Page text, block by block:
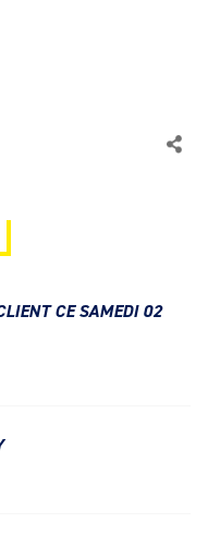
CE SAMEDI 02